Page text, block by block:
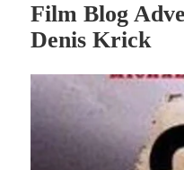
Film Blog
Denis Krick